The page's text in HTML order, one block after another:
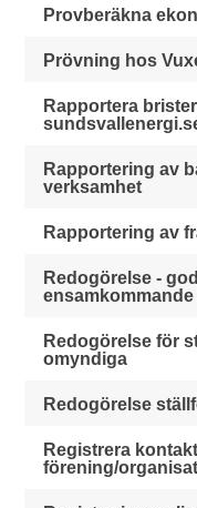
Provberäkna
Prövning hos
Rapportera
Rapportering av
verksamhet
Rapportering av
Redogörelse -
ensamkommande
Redogörelse för
omyndiga
Redogörelse
Registrera
förening/